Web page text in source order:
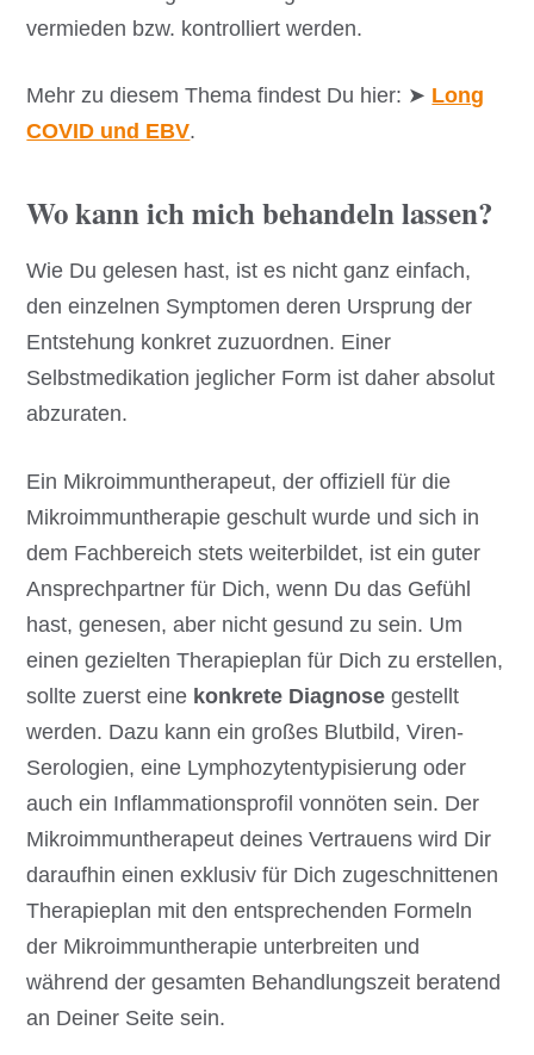
vermieden bzw. kontrolliert werden.
Mehr zu diesem Thema findest Du hier: ➤ Long
COVID und EBV.
Wo kann ich mich behandeln lassen?
Wie Du gelesen hast, ist es nicht ganz einfach,
den einzelnen Symptomen deren Ursprung der
Entstehung konkret zuzuordnen. Einer
Selbstmedikation jeglicher Form ist daher absolut
abzuraten.
Ein Mikroimmuntherapeut, der offiziell für die
Mikroimmuntherapie geschult wurde und sich in
dem Fachbereich stets weiterbildet, ist ein guter
Ansprechpartner für Dich, wenn Du das Gefühl
hast, genesen, aber nicht gesund zu sein. Um
einen gezielten Therapieplan für Dich zu erstellen,
sollte zuerst eine konkrete Diagnose gestellt
werden. Dazu kann ein großes Blutbild, Viren-
Serologien, eine Lymphozytentypisierung oder
auch ein Inflammationsprofil vonnöten sein. Der
Mikroimmuntherapeut deines Vertrauens wird Dir
daraufhin einen exklusiv für Dich zugeschnittenen
Therapieplan mit den entsprechenden Formeln
der Mikroimmuntherapie unterbreiten und
während der gesamten Behandlungszeit beratend
an Deiner Seite sein.